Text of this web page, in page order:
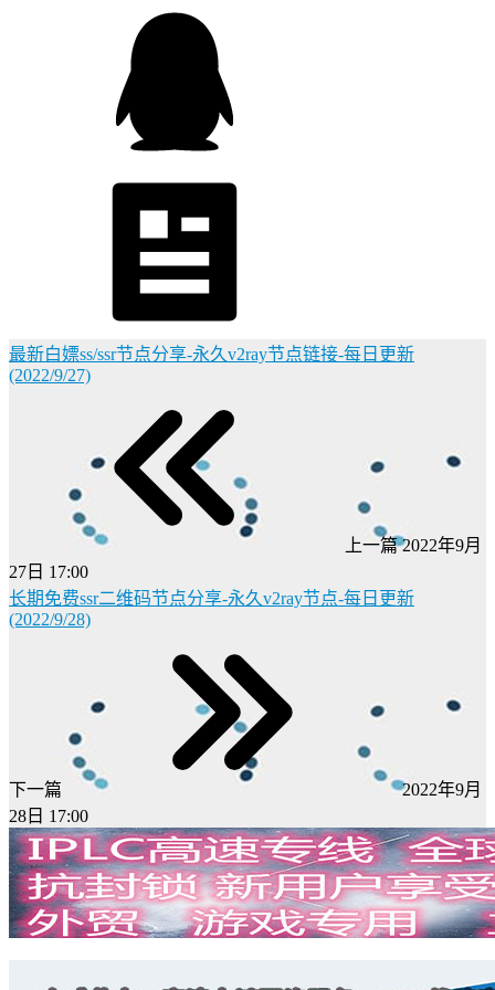
最新白嫖ss/ssr节点分享-永久v2ray节点链接-每日更新
(2022/9/27)
上一篇 2022年9月
27日 17:00
长期免费ssr二维码节点分享-永久v2ray节点-每日更新
(2022/9/28)
下一篇
2022年9月
28日 17:00